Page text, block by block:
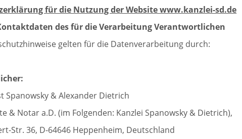
für die Nutzung der Website www.kanzlei-sd.de
des für die Verarbeitung Verantwortlichen
gelten für die Datenverarbeitung durch:
Spanowsky & Alexander Dietrich
& Notar a.D. (im Folgenden: Kanzlei Spanowsky & Dietrich),
Str. 36, D-64646 Heppenheim, Deutschland